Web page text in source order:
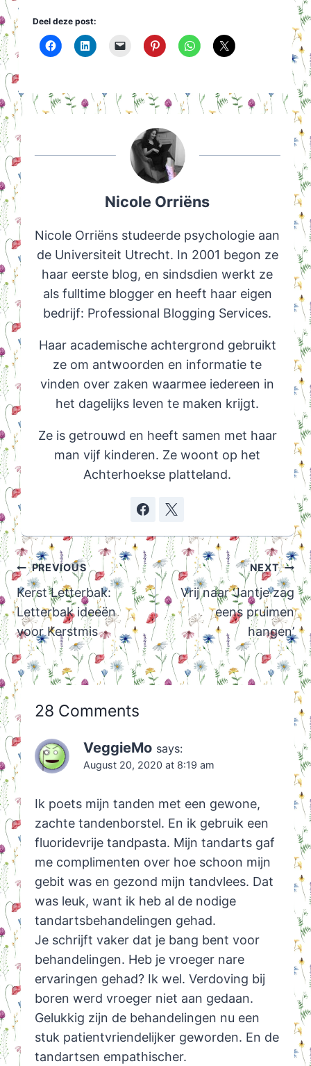
Deel deze post:
Nicole Orriëns
Nicole Orriëns studeerde psychologie aan
de Universiteit Utrecht. In 2001 begon ze
haar eerste blog, en sindsdien werkt ze
als fulltime blogger en heeft haar eigen
bedrijf: Professional Blogging Services.
Haar academische achtergrond gebruikt
ze om antwoorden en informatie te
vinden over zaken waarmee iedereen in
het dagelijks leven te maken krijgt.
Ze is getrouwd en heeft samen met haar
man vijf kinderen. Ze woont op het
Achterhoekse platteland.
Post
navigation
PREVIOUS
Kerst Letterbak:
Letterbak ideeën
voor Kerstmis
NEXT
Vrij naar ‘Jantje zag
eens pruimen
hangen’
28 Comments
VeggieMo says:
August 20, 2020 at 8:19 am
Ik poets mijn tanden met een gewone,
zachte tandenborstel. En ik gebruik een
fluoridevrije tandpasta. Mijn tandarts gaf
me complimenten over hoe schoon mijn
gebit was en gezond mijn tandvlees. Dat
was leuk, want ik heb al de nodige
tandartsbehandelingen gehad.
Je schrijft vaker dat je bang bent voor
behandelingen. Heb je vroeger nare
ervaringen gehad? Ik wel. Verdoving bij
boren werd vroeger niet aan gedaan.
Gelukkig zijn de behandelingen nu een
stuk patientvriendelijker geworden. En de
tandartsen empathischer.